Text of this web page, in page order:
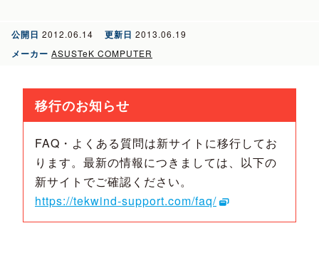
公開日 2012.06.14 更新日 2013.06.19
メーカー ASUSTeK COMPUTER
移行のお知らせ
FAQ・よくある質問は新サイトに移行してお
ります。最新の情報につきましては、以下の
新サイトでご確認ください。
https://tekwind-support.com/faq/